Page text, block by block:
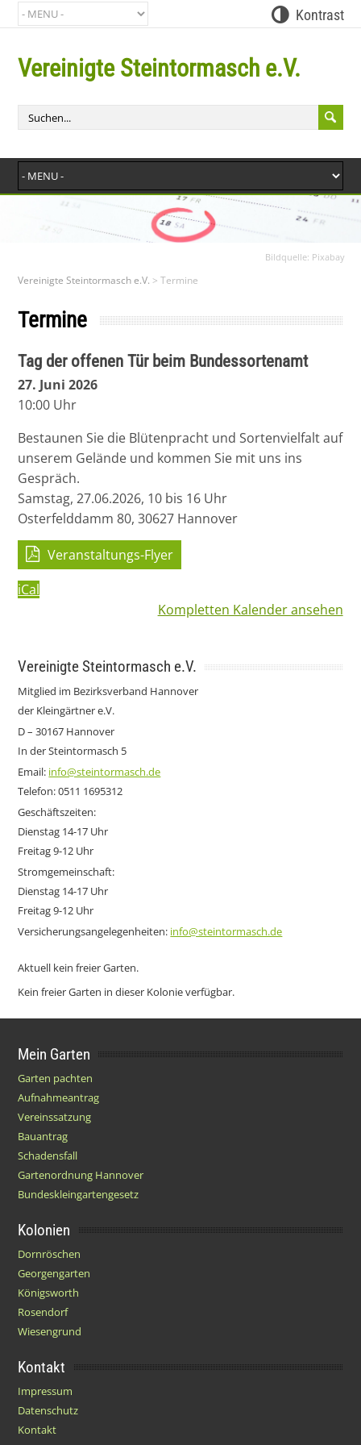
Kontrast
Vereinigte Steintormasch e.V.
Bildquelle: Pixabay
Vereinigte Steintormasch e.V. >Termine
Termine
Tag der offenen Tür beim Bundessortenamt
27. Juni 2026
10:00 Uhr
Bestaunen Sie die Blütenpracht und Sortenvielfalt auf
unserem Gelände und kommen Sie mit uns ins
Gespräch.
Samstag, 27.06.2026, 10 bis 16 Uhr
Osterfelddamm 80, 30627 Hannover
Veranstaltungs-Flyer
iCal
Kompletten Kalender ansehen
Vereinigte Steintormasch e.V.
Mitglied im Bezirksverband Hannover
der Kleingärtner e.V.
D – 30167 Hannover
In der Steintormasch 5
Email: info@steintormasch.de
Telefon: 0511 1695312
Geschäftszeiten:
Dienstag 14-17 Uhr
Freitag 9-12 Uhr
Stromgemeinschaft:
Dienstag 14-17 Uhr
Freitag 9-12 Uhr
Versicherungsangelegenheiten: info@steintormasch.de
Aktuell kein freier Garten.
Kein freier Garten in dieser Kolonie verfügbar.
Mein Garten
Garten pachten
Aufnahmeantrag
Vereinssatzung
Bauantrag
Schadensfall
Gartenordnung Hannover
Bundeskleingartengesetz
Kolonien
Dornröschen
Georgengarten
Königsworth
Rosendorf
Wiesengrund
Kontakt
Impressum
Datenschutz
Kontakt